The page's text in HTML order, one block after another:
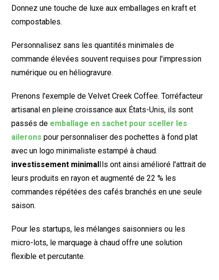
Donnez une touche de luxe aux emballages en kraft et
compostables.
Personnalisez sans les quantités minimales de
commande élevées souvent requises pour l'impression
numérique ou en héliogravure.
Prenons l'exemple de Velvet Creek Coffee. Torréfacteur
artisanal en pleine croissance aux États-Unis, ils sont
passés de emballage en sachet pour sceller les
ailerons pour personnaliser des pochettes à fond plat
avec un logo minimaliste estampé à chaud.
investissement minimalIls ont ainsi amélioré l'attrait de
leurs produits en rayon et augmenté de 22 % les
commandes répétées des cafés branchés en une seule
saison.
Pour les startups, les mélanges saisonniers ou les
micro-lots, le marquage à chaud offre une solution
flexible et percutante.